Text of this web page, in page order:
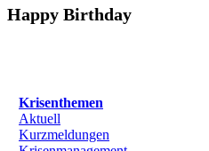
Happy Birthday
Krisenthemen
Aktuell
Kurzmeldungen